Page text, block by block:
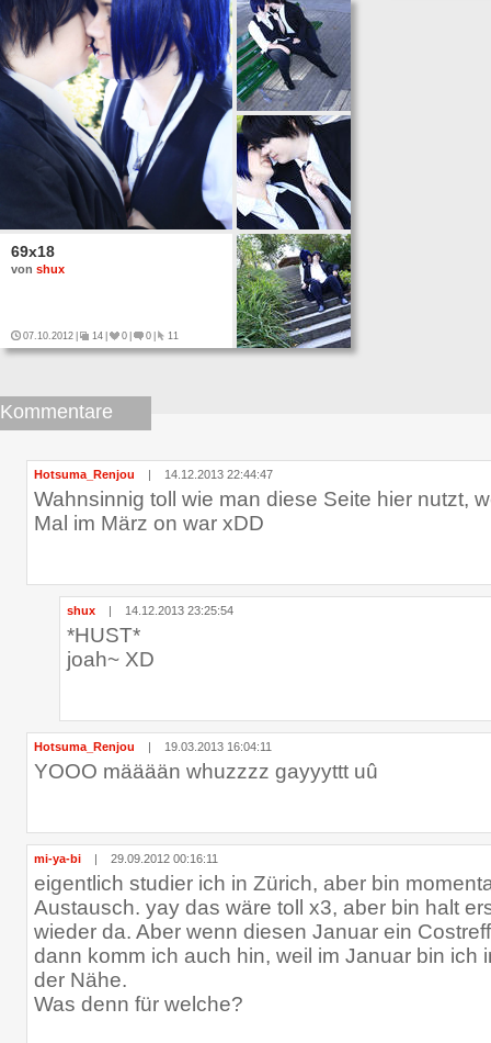
69x18
von shux
07.10.2012 14 0 0 11
Kommentare
Hotsuma_Renjou | 14.12.2013 22:44:47
Wahnsinnig toll wie man diese Seite hier nutzt,
Mal im März on war xDD
shux | 14.12.2013 23:25:54
*HUST*
joah~ XD
Hotsuma_Renjou | 19.03.2013 16:04:11
YOOO määään whuzzzz gayyyttt uû
mi-ya-bi | 29.09.2012 00:16:11
eigentlich studier ich in Zürich, aber bin
Austausch. yay das wäre toll x3, aber bin halt
wieder da. Aber wenn diesen Januar ein
dann komm ich auch hin, weil im Januar bin ich
der Nähe.
Was denn für welche?